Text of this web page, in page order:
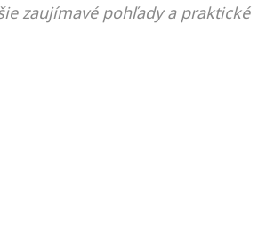
zaujímavé pohľady a praktické